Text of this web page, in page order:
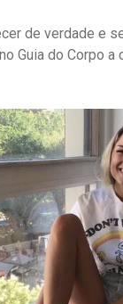
de verdade e
Guia do Corpo a